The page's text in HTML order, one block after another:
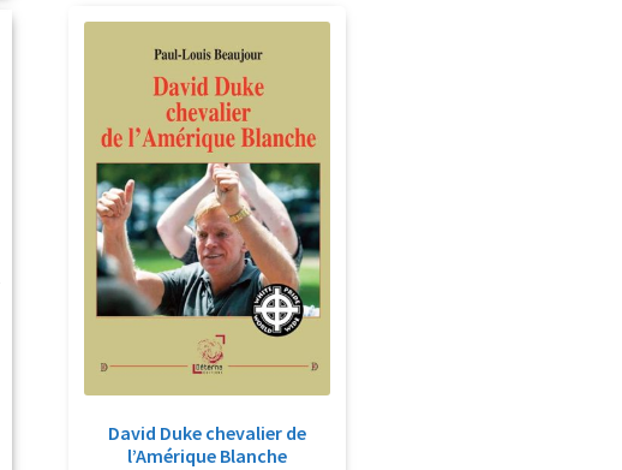
David Duke chevalier de
l’Amérique Blanche